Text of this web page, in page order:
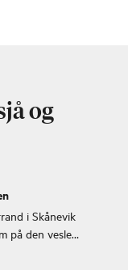
og
i Skånevik
på den vesle